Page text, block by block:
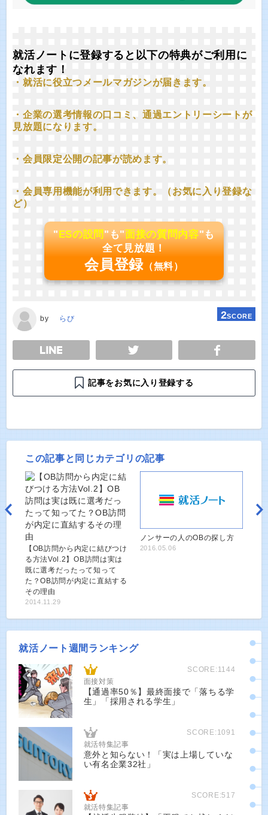
就活ノートに登録すると以下の特典がご利用に
なれます！
・就活に役立つメールマガジンが届きます。
・企業の選考情報の口コミ、通過エントリーシートが
見放題になります。
・会員限定公開の記事が読めます。
・会員専用機能が利用できます。（お気に入り登録な
ど）
"ESの設問"も"面接の質問内容"も
全て見放題！
会員登録 （無料）
by らび 2SCORE
TWEET
記事をお気に入り登録する
この記事と同じカテゴリの記事
【OB訪問から内定に結びつけ
る方法Vol.2】OB訪問は実は
既に選考だったって知って
た？OB訪問が内定に直結する
その理由
2014.11.29
ノンサーの人のOBの探し方
2016.05.06
就活ノート週間ランキング
SCORE:1144
面接対策
【通過率50％】最終面接で「落ちる学
生」「採用される学生」
SCORE:1091
就活特集記事
意外と知らない！「実は上場していな
い有名企業32社」
SCORE:517
就活特集記事